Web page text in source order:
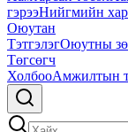
гэрээНийгмийн
Оюутан
ТэтгэлэгОюутны
Төгсөгч
ХолбооАмжилтын